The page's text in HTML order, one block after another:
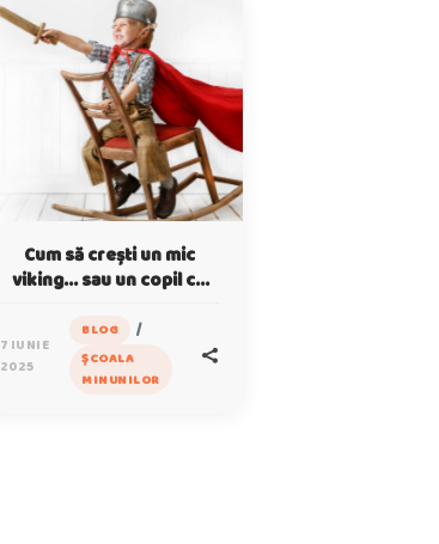
Cum să crești un mic
viking… sau un copil cu
7 IUNIE
2025
BLOG /
ȘCOALA
MINUNILOR